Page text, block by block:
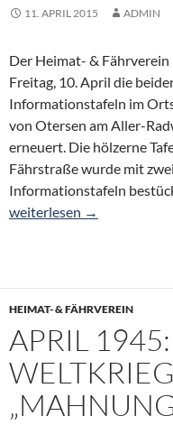
11. APRIL 2015 ADMIN
Der Heimat- & Fährverein
Freitag, 10. April die
Informationstafeln im
von Otersen am Aller-
erneuert. Die hölzerne
Fährstraße wurde mit
Informationstafeln
Neue Informationstafeln in
weiterlesen →
HEIMAT- & FÄHRVEREIN
APRIL